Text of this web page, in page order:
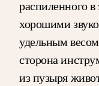
распиленного в
хорошими
удельным
сторона
из пузыря